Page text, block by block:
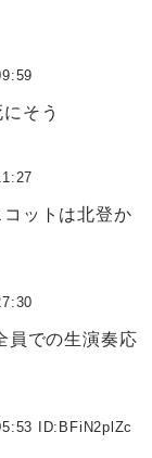
そう
ットは北登か
員での生演奏応
ID: BFiN2plZc